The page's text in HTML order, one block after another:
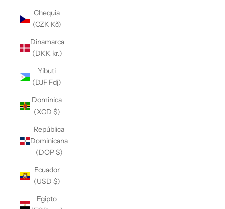
Chequia
(CZK Kč)
Dinamarca
(DKK kr.)
Yibuti
(DJF Fdj)
Dominica
(XCD $)
República
Dominicana
(DOP $)
Ecuador
(USD $)
Egipto